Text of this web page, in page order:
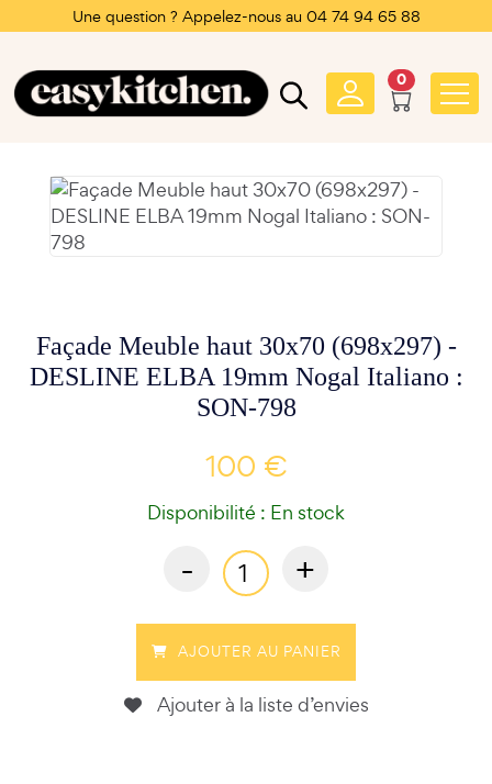
Une question ? Appelez-nous au 04 74 94 65 88
0
Façade Meuble haut 30x70 (698x297) -
DESLINE ELBA 19mm Nogal Italiano :
SON-798
100 €
Disponibilité : En stock
- +
AJOUTER AU PANIER
Ajouter à la liste d’envies